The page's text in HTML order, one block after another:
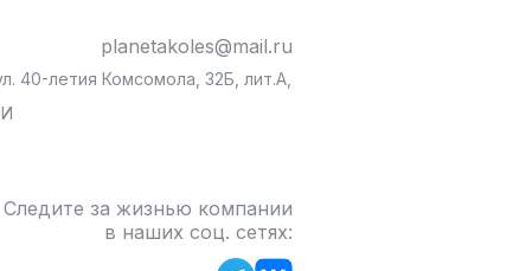
planetakoles@mail.ru
40-летия Комсомола, 32Б, лит.А,
Следите за жизнью компании
в наших соц. сетях: